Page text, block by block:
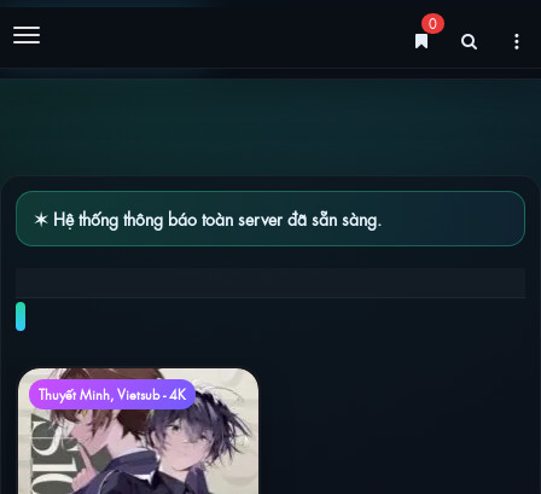
Menu
0
✶ Hệ thống thông báo toàn server đã sẵn sàng.
LONG TỘC (PHẦN 2)
Thuyết Minh, Vietsub - 4K